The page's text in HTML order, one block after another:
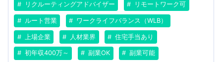
リクルーティングアドバイザー リモートワーク可
ルート営業 ワークライフバランス（WLB）
上場企業 人材業界 住宅手当あり
初年収400万～ 副業OK 副業可能